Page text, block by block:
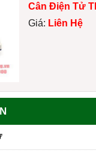
Cân Điện Tử
Giá: Liên Hệ